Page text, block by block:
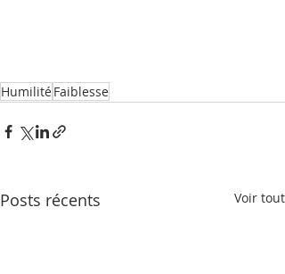
HumilitéFaiblesse
Posts récents Voir tout